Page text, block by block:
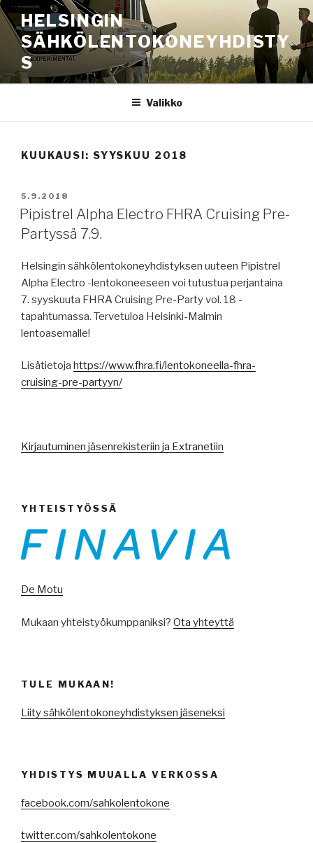
Siirry
sisältöönHELSINGIN
SÄHKÖLENTOKONEYHDISTY
S
Valikko
KUUKAUSI: SYYSKUU 2018
JULKAISTU
5.9.2018
Pipistrel Alpha Electro FHRA Cruising Pre-
Partyssä 7.9.
Helsingin sähkölentokoneyhdistyksen uuteen Pipistrel
Alpha Electro -lentokoneeseen voi tutustua perjantaina
7. syyskuuta FHRA Cruising Pre-Party vol. 18 -
tapahtumassa. Tervetuloa Helsinki-Malmin
lentoasemalle!
Lisätietoja https://www.fhra.fi/lentokoneella-fhra-
cruising-pre-partyyn/
Kirjautuminen jäsenrekisteriin ja Extranetiin
YHTEISTYÖSSÄ
De Motu
Mukaan yhteistyökumppaniksi? Ota yhteyttä
TULE MUKAAN!
Liity sähkölentokoneyhdistyksen jäseneksi
YHDISTYS MUUALLA VERKOSSA
facebook.com/sahkolentokone
twitter.com/sahkolentokone